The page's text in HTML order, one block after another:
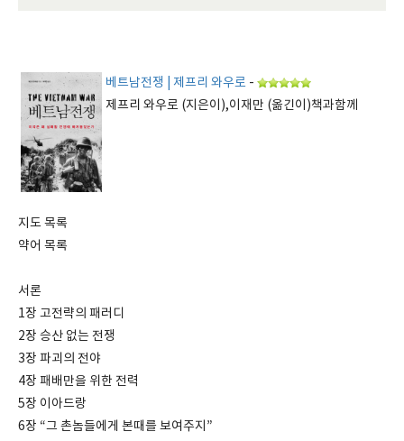
베트남전쟁 | 제프리 와우로 -
제프리 와우로 (지은이),이재만 (옮긴이)책과함께
지도 목록
약어 목록
서론
1장 고전략의 패러디
2장 승산 없는 전쟁
3장 파괴의 전야
4장 패배만을 위한 전력
5장 이아드랑
6장 “그 촌놈들에게 본때를 보여주지”